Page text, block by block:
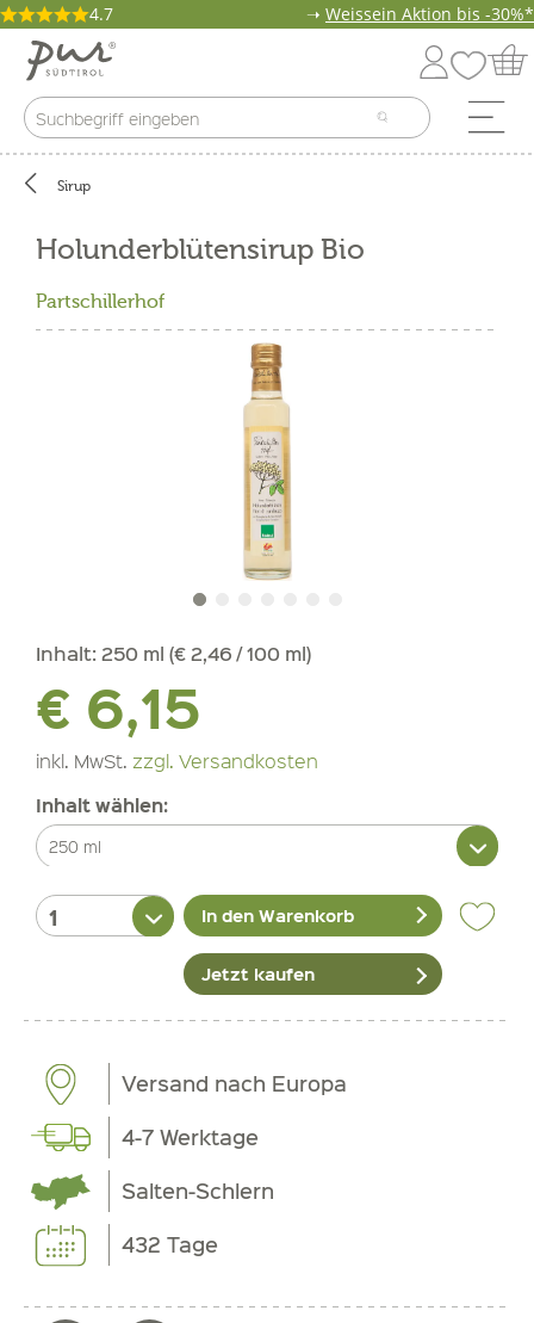
4.7 ➝ Weissein Aktion bis -30%*
Sirup
Holunderblütensirup Bio
Partschillerhof
Inhalt: 250 ml (€ 2,46 / 100 ml)
€ 6,15
inkl. MwSt. zzgl. Versandkosten
Inhalt wählen:
In den Warenkorb
Jetzt kaufen
Versand nach Europa
4-7 Werktage
Salten-Schlern
432 Tage